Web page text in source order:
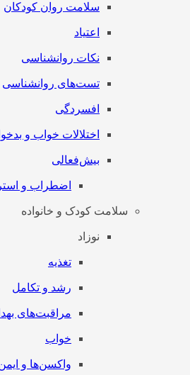
سلامت روان کودکان
اعتیاد
نکات روانشناسی
تست‌های روانشناسی
افسردگی
اختلالات خواب و
بیش‌فعالی
اضطراب و
سلامت کودک و خانواده
نوزاد
تغذیه
رشد و تکامل
مراقبت‌های
خواب
واکسن‌ها و